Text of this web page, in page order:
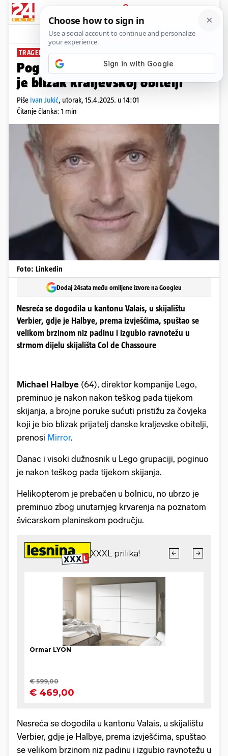
PRIJAVA
News Komentari
TRAGEDIJA NA SKIJALIŠTU
Poginuo šef kompanije Lego, bio
je blizak kraljevskoj obitelji
Piše Ivan Jukić, utorak, 15.4.2025. u 14:01
Čitanje članka: 1 min
Foto: Linkedin
Dodaj 24sata među omiljene izvore na Googleu
Nesreća se dogodila u kantonu Valais, u skijalištu
Verbier, gdje je Halbye, prema izvješćima, spuštao se
velikom brzinom niz padinu i izgubio ravnotežu u
strmom dijelu skijališta Col de Chassoure
Michael Halbye (64), direktor kompanije Lego,
preminuo je nakon nakon teškog pada tijekom
skijanja, a brojne poruke sućuti pristižu za čovjeka
koji je bio blizak prijatelj danske kraljevske obitelji,
prenosi Mirror.
Danac i visoki dužnosnik u Lego grupaciji, poginuo
je nakon teškog pada tijekom skijanja.
Helikopterom je prebačen u bolnicu, no ubrzo je
preminuo zbog unutarnjeg krvarenja na poznatom
švicarskom planinskom području.
Nesreća se dogodila u kantonu Valais, u skijalištu
Verbier, gdje je Halbye, prema izvješćima, spuštao
se velikom brzinom niz padinu i izgubio ravnotežu u